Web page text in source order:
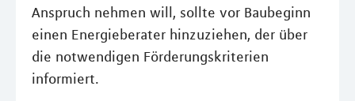
Anspruch nehmen will, sollte vor Baubeginn
einen Energieberater hinzuziehen, der über
die notwendigen Förderungskriterien
informiert.